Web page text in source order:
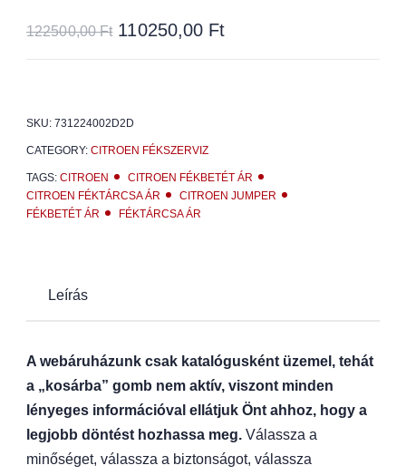
122500,00Ft 110250,00 Ft
SKU: 731224002D2D
CATEGORY: CITROEN FÉKSZERVIZ
TAGS: CITROEN
CITROEN FÉKBETÉT ÁR
CITROEN FÉKTÁRCSA ÁR
CITROEN JUMPER
FÉKBETÉT ÁR
FÉKTÁRCSA ÁR
Leírás
A webáruházunk csak katalógusként üzemel, tehát
a „kosárba” gomb nem aktív, viszont minden
lényeges információval ellátjuk Önt ahhoz, hogy a
legjobb döntést hozhassa meg. Válassza a
minőséget, válassza a biztonságot, válassza